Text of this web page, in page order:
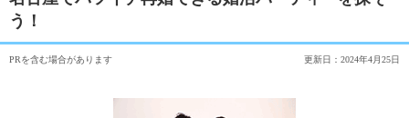
う！
PRを含む場合があります 更新日：2024年4月25日